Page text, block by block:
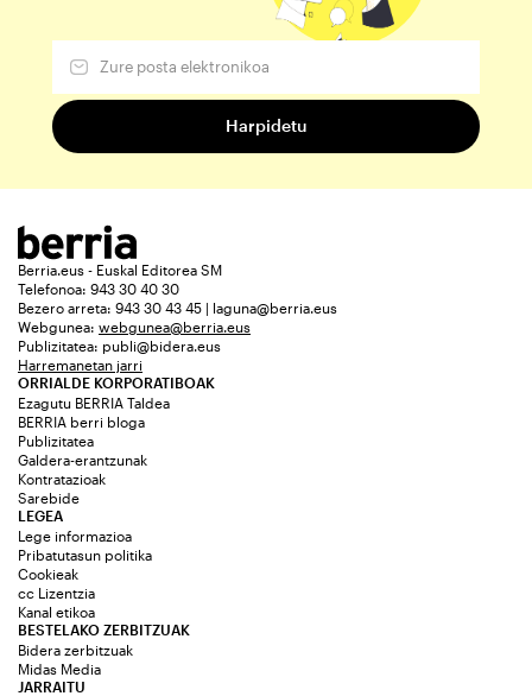
Berria.eus - Euskal Editorea SM
Telefonoa: 943 30 40 30
Bezero arreta: 943 30 43 45 | laguna@berria.eus
Webgunea: webgunea@berria.eus
Publizitatea: publi@bidera.eus
Harremanetan jarri
ORRIALDE KORPORATIBOAK
Ezagutu BERRIA Taldea
BERRIA berri bloga
Publizitatea
Galdera-erantzunak
Kontratazioak
Sarebide
JARRAITU
LEGEA
Lege informazioa
Pribatutasun politika
Cookieak
cc Lizentzia
Kanal etikoa
BESTELAKO ZERBITZUAK
Bidera zerbitzuak
Midas Media